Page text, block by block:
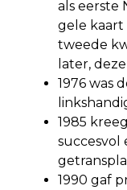
als eerste
gele kaart
tweede
later,
1976 was
1985
succesvol
1990 gaf